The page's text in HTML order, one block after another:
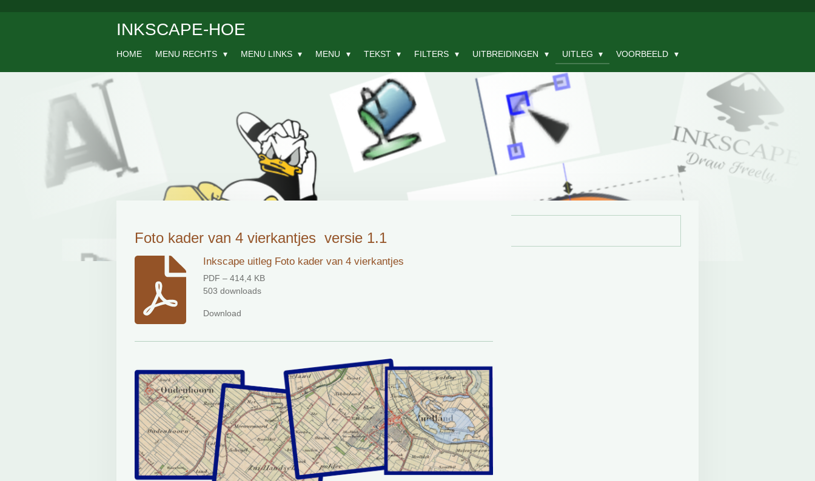
INKSCAPE-HOE
HOME MENU RECHTS MENU LINKS MENU TEKST FILTERS UITBREIDINGEN UITLEG VOORBEELD
Foto kader van 4 vierkantjes versie 1.1
Inkscape uitleg Foto kader van 4 vierkantjes
PDF – 414,4 KB
503 downloads
Download